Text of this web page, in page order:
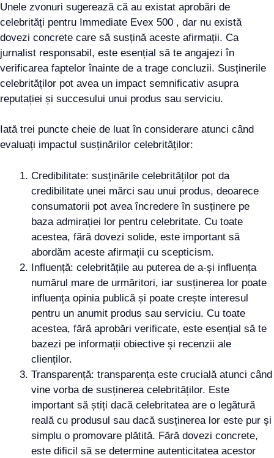
Unele zvonuri sugerează că au existat aprobări de
celebrități pentru Immediate Evex 500 , dar nu există
dovezi concrete care să susțină aceste afirmații. Ca
jurnalist responsabil, este esențial să te angajezi în
verificarea faptelor înainte de a trage concluzii. Susținerile
celebrităților pot avea un impact semnificativ asupra
reputației și succesului unui produs sau serviciu.
Iată trei puncte cheie de luat în considerare atunci când
evaluați impactul susținărilor celebrităților:
Credibilitate: susținările celebrităților pot da
credibilitate unei mărci sau unui produs, deoarece
consumatorii pot avea încredere în susținere pe
baza admirației lor pentru celebritate. Cu toate
acestea, fără dovezi solide, este important să
abordăm aceste afirmații cu scepticism.
Influență: celebritățile au puterea de a-și influența
numărul mare de urmăritori, iar susținerea lor poate
influența opinia publică și poate crește interesul
pentru un anumit produs sau serviciu. Cu toate
acestea, fără aprobări verificate, este esențial să te
bazezi pe informații obiective și recenzii ale
clienților.
Transparență: transparența este crucială atunci când
vine vorba de susținerea celebrităților. Este
important să știți dacă celebritatea are o legătură
reală cu produsul sau dacă susținerea lor este pur și
simplu o promovare plătită. Fără dovezi concrete,
este dificil să se determine autenticitatea acestor